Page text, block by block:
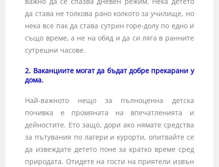
да става не толкова рано колкото за училище, но
нека все пак да става сутрин горе-долу по едно и
също време, а не на обяд и да си ляга в ранните
сутрешни часове.
2. Ваканциите могат да бъдат добре прекарани у
дома.
Най-важното нещо за пълноценна детска
почивка е промяната на впечатленията и
дейностите. Ето защо, дори ако нямате средства
за пътувания по лагери и курорти, опитвайте се
да извеждате детето поне за кратко време сред
природата. Отидете на гости на приятели извън